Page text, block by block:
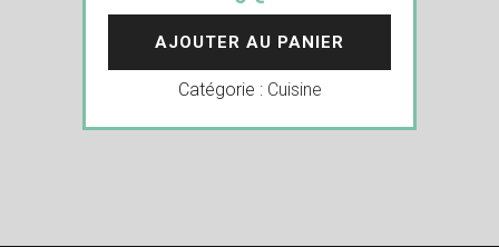
AJOUTER AU PANIER
Catégorie : Cuisine